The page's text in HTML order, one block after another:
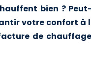
bien ?
votre confort à
de